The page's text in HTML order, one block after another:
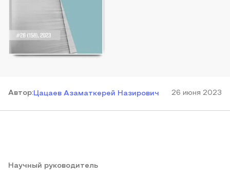
Автор:Цацаев Азаматкерей Назирович 26 июня 2023
Научный руководитель